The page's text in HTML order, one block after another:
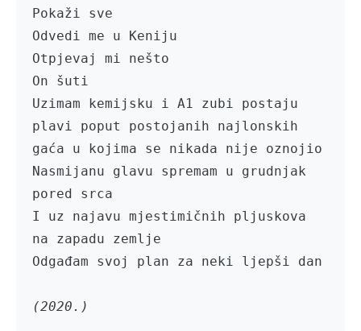
Pokaži sve
Odvedi me u Keniju
Otpjevaj mi nešto
On šuti
Uzimam kemijsku i A1 zubi postaju
plavi poput postojanih najlonskih
gaća u kojima se nikada nije oznojio
Nasmijanu glavu spremam u grudnjak
pored srca
I uz najavu mjestimičnih pljuskova
na zapadu zemlje
Odgađam svoj plan za neki ljepši dan
(2020.)